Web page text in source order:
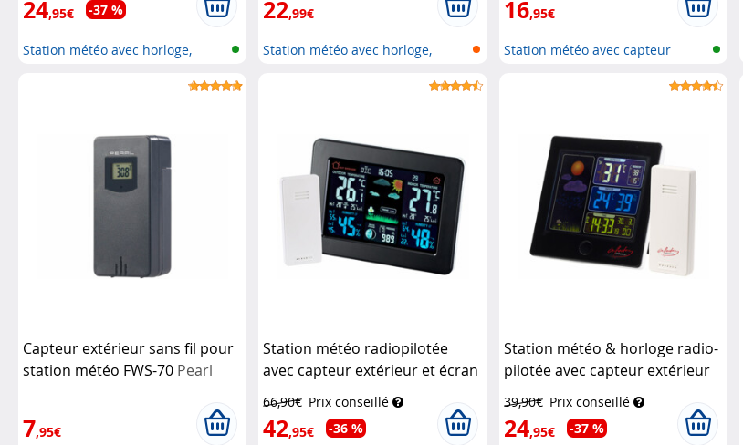
24,95€ -37 %
Station météo avec horloge,
22,99€
Station météo avec horloge,
16,95€
Station météo avec capteur
Capteur extérieur sans fil pour
station météo FWS-70 Pearl
7,95€
Station météo radiopilotée
avec capteur extérieur et écran
Infactory
66,90€ Prix conseillé
42,95€ -36 %
Station météo & horloge radio-
pilotée avec capteur extérieur
Infactory
39,90€ Prix conseillé
24,95€ -37 %